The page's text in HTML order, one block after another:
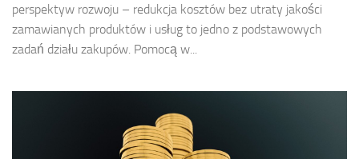
perspektyw rozwoju – redukcja kosztów bez utraty jakości
zamawianych produktów i usług to jedno z podstawowych
zadań działu zakupów. Pomocą w...